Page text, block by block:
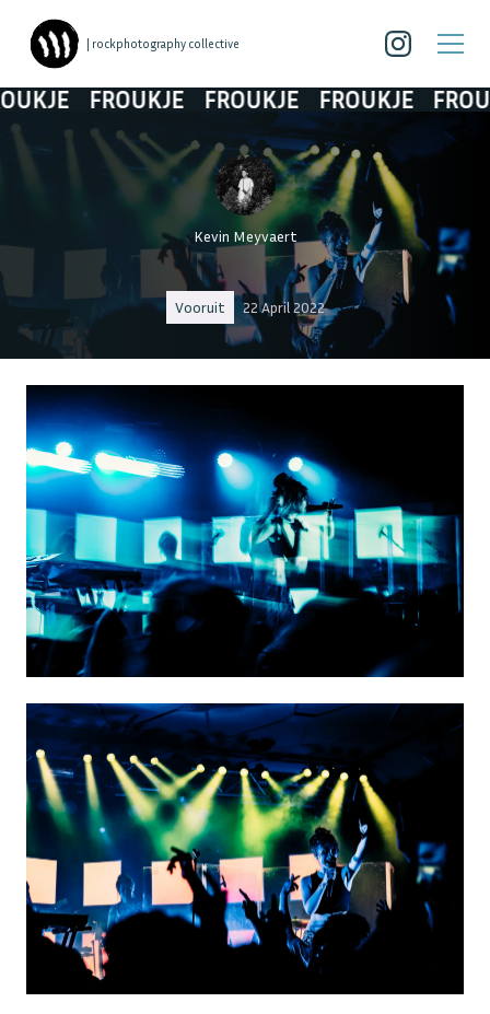
| rockphotography collective
FROUKJE FROUKJE FROUKJE FROUKJE
Kevin Meyvaert
Vooruit 22 April 2022